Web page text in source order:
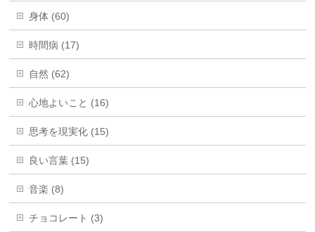
身体 (60)
時間病 (17)
自然 (62)
心地よいこと (16)
思考を現実化 (15)
良い言葉 (15)
音楽 (8)
チョコレート (3)